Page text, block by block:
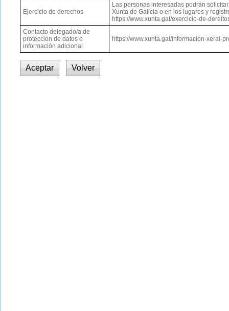
Ejercicio de derechos
Las personas interesadas podrán
Xunta de Galicia o en los lugares y
https://www.xunta.gal/exercicio-de-
Contacto delegado/a de
protección de datos e
información adicional
https://www.xunta.gal/informacion-xeral-